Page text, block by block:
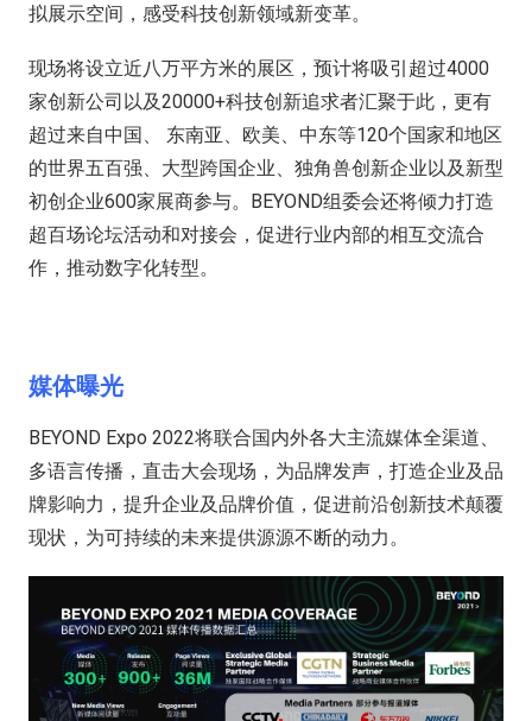
拟展示空间，感受科技创新领域新变革。
现场将设立近八万平方米的展区，预计将吸引超过4000
家创新公司以及20000+科技创新追求者汇聚于此，更有
超过来自中国、 东南亚、欧美、中东等120个国家和地区
的世界五百强、大型跨国企业、独角兽创新企业以及新型
初创企业600家展商参与。BEYOND组委会还将倾力打造
超百场论坛活动和对接会，促进行业内部的相互交流合
作，推动数字化转型。
媒体曝光
BEYOND Expo 2022将联合国内外各大主流媒体全渠道、
多语言传播，直击大会现场，为品牌发声，打造企业及品
牌影响力，提升企业及品牌价值，促进前沿创新技术颠覆
现状，为可持续的未来提供源源不断的动力。